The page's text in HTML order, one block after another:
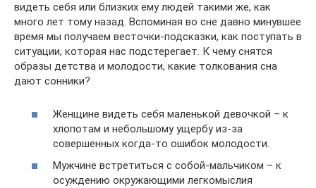
видеть себя или близких ему людей такими же, как
много лет тому назад. Вспоминая во сне давно минувшее
время мы получаем весточки-подсказки, как поступать в
ситуации, которая нас подстерегает. К чему снятся
образы детства и молодости, какие толкования сна
дают сонники?
Женщине видеть себя маленькой девочкой – к
хлопотам и небольшому ущербу из-за
совершенных когда-то ошибок молодости.
Мужчине встретиться с собой-мальчиком – к
осуждению окружающими легкомыслия